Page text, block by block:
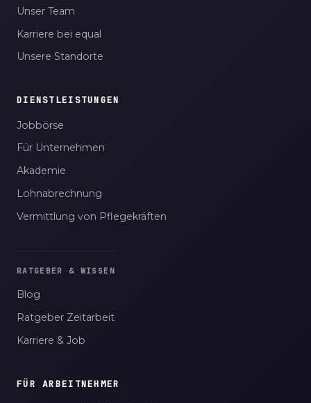
Unser Team
Karriere bei equal
Unsere Standorte
DIENSTLEISTUNGEN
Jobbörse
Für Unternehmen
Akademie
Lohnabrechnung
Vermittlung von Pflegekräften
RATGEBER & WISSEN
Blog
Ratgeber Zeitarbeit
Karriere & Job
FÜR ARBEITNEHMER